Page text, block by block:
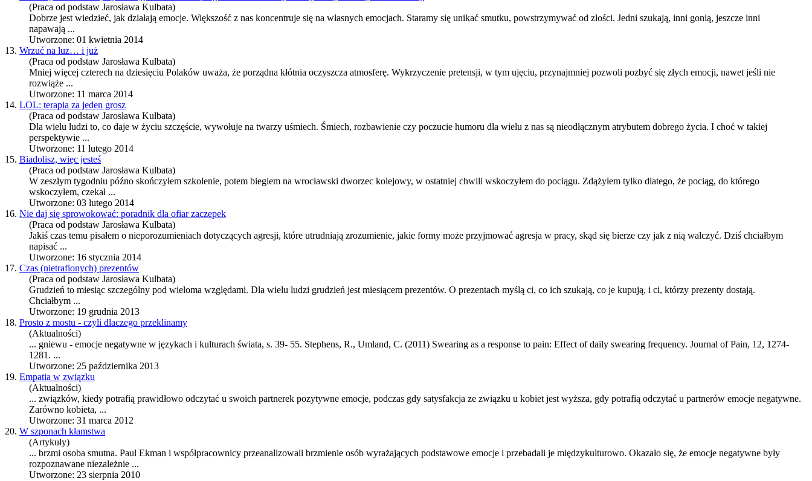
(Praca od podstaw Jarosława Kulbata)
Dobrze jest wiedzieć, jak działają emocje. Większość z nas koncentruje się na własnych emocjach. Staramy się unikać smutku, powstrzymywać od złości. Jedni szukają, inni gonią, jeszcze inni
napawają ...
Utworzone: 01 kwietnia 2014
13. Wrzuć na luz… i już
(Praca od podstaw Jarosława Kulbata)
Mniej więcej czterech na dziesięciu Polaków uważa, że porządna kłótnia oczyszcza atmosferę. Wykrzyczenie pretensji, w tym ujęciu, przynajmniej pozwoli pozbyć się złych emocji, nawet jeśli nie
rozwiąże ...
Utworzone: 11 marca 2014
14. LOL: terapia za jeden grosz
(Praca od podstaw Jarosława Kulbata)
Dla wielu ludzi to, co daje w życiu szczęście, wywołuje na twarzy uśmiech. Śmiech, rozbawienie czy poczucie humoru dla wielu z nas są nieodłącznym atrybutem dobrego życia. I choć w takiej
perspektywie ...
Utworzone: 11 lutego 2014
15. Biadolisz, więc jesteś
(Praca od podstaw Jarosława Kulbata)
W zeszłym tygodniu późno skończyłem szkolenie, potem biegiem na wrocławski dworzec kolejowy, w ostatniej chwili wskoczyłem do pociągu. Zdążyłem tylko dlatego, że pociąg, do którego
wskoczyłem, czekał ...
Utworzone: 03 lutego 2014
16. Nie daj się sprowokować: poradnik dla ofiar zaczepek
(Praca od podstaw Jarosława Kulbata)
Jakiś czas temu pisałem o nieporozumieniach dotyczących agresji, które utrudniają zrozumienie, jakie formy może przyjmować agresja w pracy, skąd się bierze czy jak z nią walczyć. Dziś chciałbym
napisać ...
Utworzone: 16 stycznia 2014
17. Czas (nietrafionych) prezentów
(Praca od podstaw Jarosława Kulbata)
Grudzień to miesiąc szczególny pod wieloma względami. Dla wielu ludzi grudzień jest miesiącem prezentów. O prezentach myślą ci, co ich szukają, co je kupują, i ci, którzy prezenty dostają.
Chciałbym ...
Utworzone: 19 grudnia 2013
18. Prosto z mostu - czyli dlaczego przeklinamy
(Aktualności)
... gniewu - emocje negatywne w językach i kulturach świata, s. 39- 55. Stephens, R., Umland, C. (2011) Swearing as a response to pain: Effect of daily swearing frequency. Journal of Pain, 12, 1274-
1281. ...
Utworzone: 25 października 2013
19. Empatia w związku
(Aktualności)
... związków, kiedy potrafią prawidłowo odczytać u swoich partnerek pozytywne emocje, podczas gdy satysfakcja ze związku u kobiet jest wyższa, gdy potrafią odczytać u partnerów emocje negatywne.
Zarówno kobieta, ...
Utworzone: 31 marca 2012
20. W szponach kłamstwa
(Artykuły)
... brzmi osoba smutna. Paul Ekman i współpracownicy przeanalizowali brzmienie osób wyrażających podstawowe emocje i przebadali je międzykulturowo. Okazało się, że emocje negatywne były
rozpoznawane niezależnie ...
Utworzone: 23 sierpnia 2010